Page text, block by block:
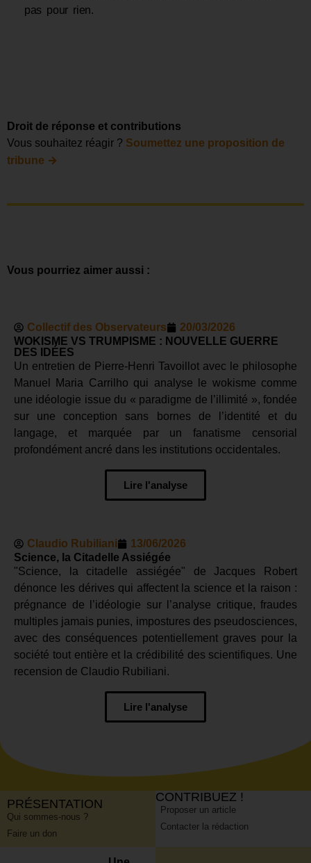
pas pour rien.
Droit de réponse et contributions
Vous souhaitez réagir ? Soumettez une proposition de
tribune →
Vous pourriez aimer aussi :
Collectif des Observateurs
20/03/2026
WOKISME VS TRUMPISME : NOUVELLE GUERRE
DES IDÉES
Un entretien de Pierre-Henri Tavoillot avec le philosophe
Manuel Maria Carrilho qui analyse le wokisme comme
une idéologie issue du « paradigme de l’illimité », fondée
sur une conception sans bornes de l’identité et du
langage, et marquée par un fanatisme censorial
profondément ancré dans les institutions occidentales.
Lire l'analyse
Claudio Rubiliani
13/06/2026
Science, la Citadelle Assiégée
"Science, la citadelle assiégée" de Jacques Robert
dénonce les dérives qui affectent la science et la raison :
prégnance de l’idéologie sur l’analyse critique, fraudes
multiples jamais punies, impostures des pseudosciences,
avec des conséquences potentiellement graves pour la
société tout entière et la crédibilité des scientifiques. Une
recension de Claudio Rubiliani.
Lire l'analyse
PRÉSENTATION
Qui sommes-nous ?
Faire un don
CONTRIBUEZ !
Proposer un article
Contacter la rédaction